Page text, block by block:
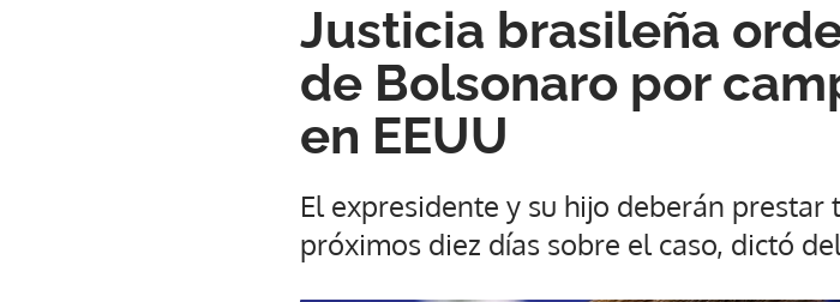
Justicia brasileña
de Bolsonaro por
en EEUU
El expresidente y su hijo deberán
próximos diez días sobre el caso, dictó